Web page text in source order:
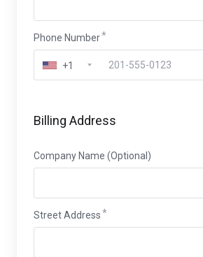
Phone Number
+1
Billing Address
Company Name (Optional)
Street Address